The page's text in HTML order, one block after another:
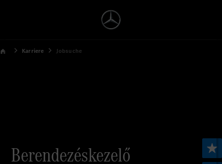
Karriere Jobsuche
Berendezéskezelő